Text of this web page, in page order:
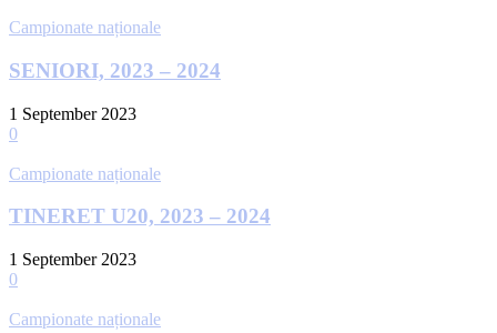
Campionate naționale
SENIORI, 2023 – 2024
1 September 2023
0
Campionate naționale
TINERET U20, 2023 – 2024
1 September 2023
0
Campionate naționale